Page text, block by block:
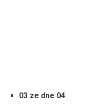
03 ze dne 04